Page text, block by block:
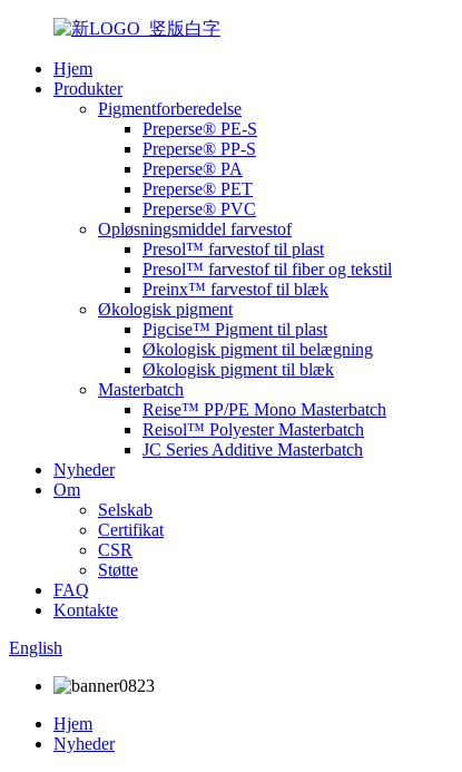
Hjem
Produkter
Pigmentforberedelse
Preperse® PE-S
Preperse® PP-S
Preperse® PA
Preperse® PET
Preperse® PVC
Opløsningsmiddel farvestof
Presol™ farvestof til plast
Presol™ farvestof til fiber og tekstil
Preinx™ farvestof til blæk
Økologisk pigment
Pigcise™ Pigment til plast
Økologisk pigment til belægning
Økologisk pigment til blæk
Masterbatch
Reise™ PP/PE Mono Masterbatch
Reisol™ Polyester Masterbatch
JC Series Additive Masterbatch
Nyheder
Om
Selskab
Certifikat
CSR
Støtte
FAQ
Kontakte
English
Hjem
Nyheder